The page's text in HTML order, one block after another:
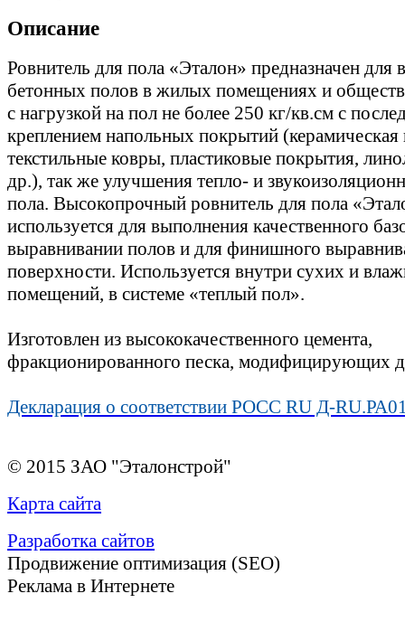
Описание
Ровнитель для пола «Эталон» предназначен для
бетонных полов в жилых помещениях и
с нагрузкой на пол не более 250 кг/кв.см с
креплением напольных покрытий (керамическая
текстильные ковры, пластиковые покрытия,
др.), так же улучшения тепло- и
пола. Высокопрочный ровнитель для пола
используется для выполнения качественного
выравнивании полов и для финишного
поверхности. Используется внутри сухих и
помещений, в системе «теплый пол».
Изготовлен из высококачественного цемента,
фракционированного песка, модифицирующих
Декларация о соответствии РОСС RU Д-
© 2015 ЗАО "Эталонстрой"
Карта сайта
Разработка сайтов
Продвижение оптимизация (SEO)
Реклама в Интернете